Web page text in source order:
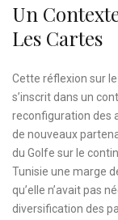
Un
Les Cartes
Cette réflexion sur
s’inscrit dans un
reconfiguration des
de nouveaux
du Golfe sur le
Tunisie une marge
qu’elle n’avait pas
diversification des